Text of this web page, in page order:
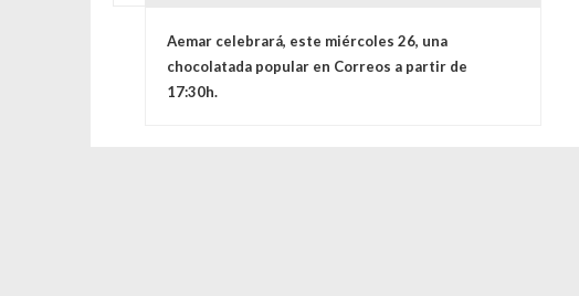
Aemar celebrará, este miércoles 26, una
chocolatada popular en Correos a partir de
17:30h.